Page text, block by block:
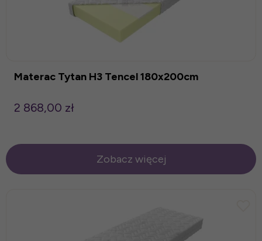
Materac Tytan H3 Tencel 180x200cm
2 868,00 zł
Zobacz więcej